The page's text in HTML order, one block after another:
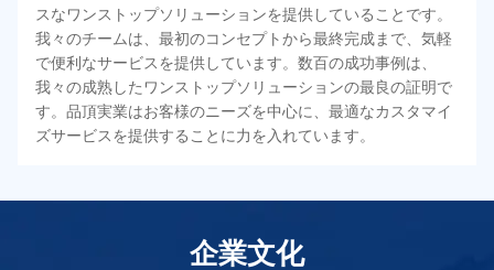
スなワンストップソリューションを提供していることです。
我々のチームは、最初のコンセプトから最終完成まで、気軽
で便利なサービスを提供しています。数百の成功事例は、
我々の成熟したワンストップソリューションの最良の証明で
す。品頂実業はお客様のニーズを中心に、最適なカスタマイ
ズサービスを提供することに力を入れています。
企業文化